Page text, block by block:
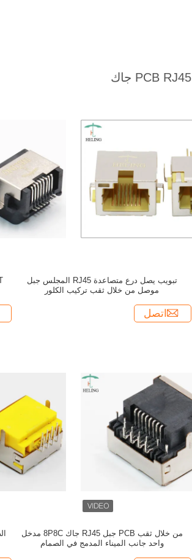
PCB RJ45 جاك
تبويب يصل درع متصاعدة RJ45 المجلس جبل
موصل من خلال ثقب تركيب الكلور
اتصل
من خلال ثقب PCB جبل RJ45 جاك 8P8C مدخل
واحد جانب الميناء المدمج في الصمام